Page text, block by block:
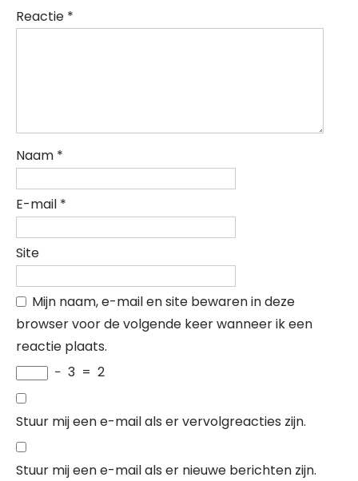
Reactie *
Naam *
E-mail *
Site
Mijn naam, e-mail en site bewaren in deze
browser voor de volgende keer wanneer ik een
reactie plaats.
− 3 = 2
Stuur mij een e-mail als er vervolgreacties zijn.
Stuur mij een e-mail als er nieuwe berichten zijn.